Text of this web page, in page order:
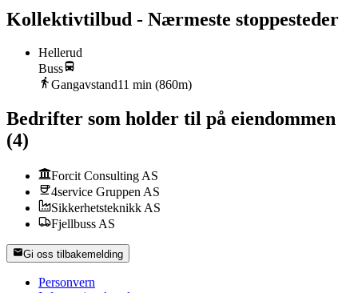
Kollektivtilbud - Nærmeste stoppesteder
Hellerud
Buss
Gangavstand11 min (860m)
Bedrifter som holder til på eiendommen
(4)
Forcit Consulting AS
4service Gruppen AS
Sikkerhetsteknikk AS
Fjellbuss AS
Gi oss tilbakemelding
Personvern